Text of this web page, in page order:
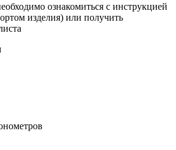
ознакомиться с инструкцией
изделия) или получить